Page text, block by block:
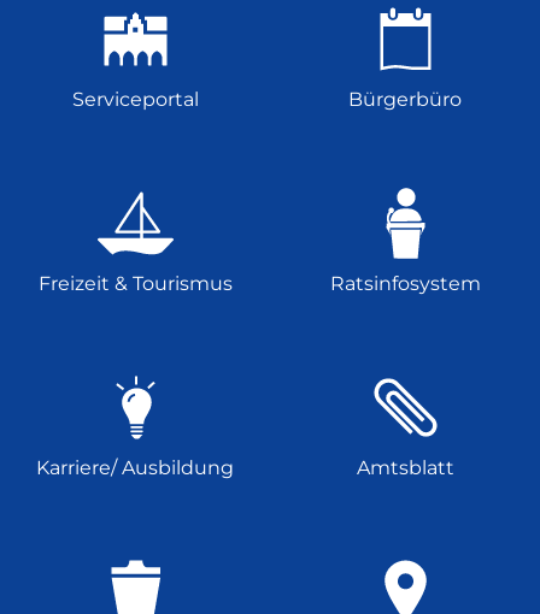
Serviceportal Bürgerbüro
Freizeit & Tourismus Ratsinfosystem
Karriere/ Ausbildung Amtsblatt